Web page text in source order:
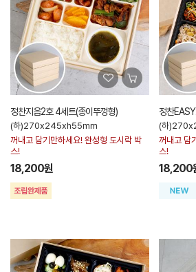
정찬지음2호 4세트(종이뚜껑형)
(하)270x245xh55mm
꺼내고 담기만하세요! 완성형 도시락 박
스!
18,200원
정찬
(하
꺼내고 담
스!
18,200